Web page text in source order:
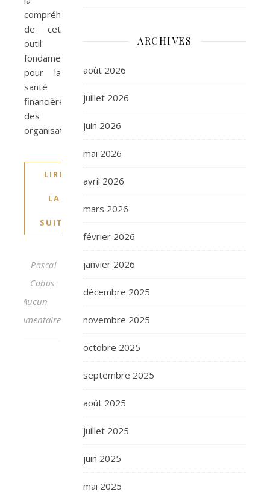
compréhension
de cet
outil
fondamental
pour la
santé
financière
des
organisations.
LIRE
LA
SUITE
Pascal
Cabus
Aucun
commentaire
ARCHIVES
août 2026
juillet 2026
juin 2026
mai 2026
avril 2026
mars 2026
février 2026
janvier 2026
décembre 2025
novembre 2025
octobre 2025
septembre 2025
août 2025
juillet 2025
juin 2025
mai 2025